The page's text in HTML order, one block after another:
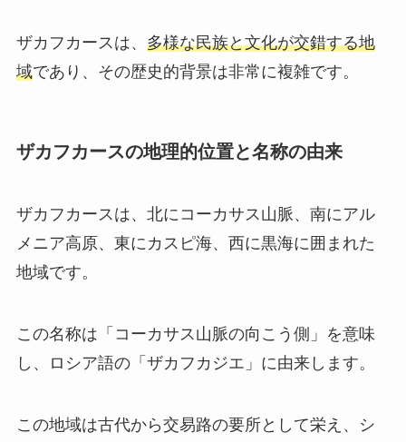
ザカフカースは、 多様な民族と文化が交錯する地
域であり、その歴史的背景は非常に複雑です。
ザカフカースの地理的位置と名称の由来
ザカフカースは、北にコーカサス山脈、南にアル
メニア高原、東にカスピ海、西に黒海に囲まれた
地域です。
この名称は「コーカサス山脈の向こう側」を意味
し、ロシア語の「ザカフカジエ」に由来します。
この地域は古代から交易路の要所として栄え、シ